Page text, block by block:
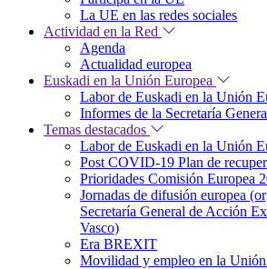
La UE en las redes sociales
Actividad en la Red
Agenda
Actualidad europea
Euskadi en la Unión Europea
Labor de Euskadi en la Unión
Informes de la Secretaría
Temas destacados
Labor de Euskadi en la Unión
Post COVID-19 Plan de
Prioridades Comisión Europea
Jornadas de difusión europea
Secretaría General de Acción
Vasco)
Era BREXIT
Movilidad y empleo en la Unión